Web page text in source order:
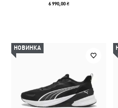
6 990,00 ₴
НОВИНКА